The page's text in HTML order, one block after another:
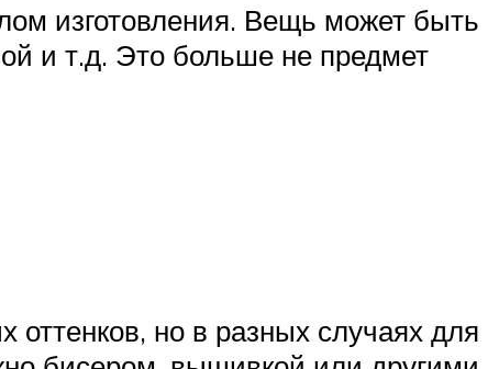
изготовления. Вещь может быть
и т.д. Это больше не предмет
но в разных случаях для